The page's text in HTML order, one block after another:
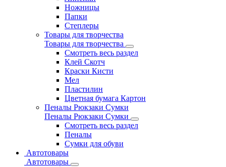
Ножницы
Папки
Степлеры
Товары для творчества
Товары для творчества
Смотреть весь раздел
Клей Скотч
Краски Кисти
Мел
Пластилин
Цветная бумага Картон
Пеналы Рюкзаки Сумки
Пеналы Рюкзаки Сумки
Смотреть весь раздел
Пеналы
Сумки для обуви
Автотовары
Автотовары